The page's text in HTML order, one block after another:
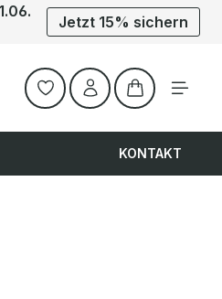
Jetzt 15% sichern
Warenkorb
KONTAKT